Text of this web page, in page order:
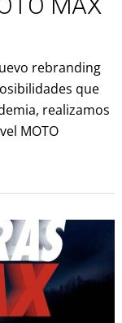
rebranding
que
realizamos
MOTO